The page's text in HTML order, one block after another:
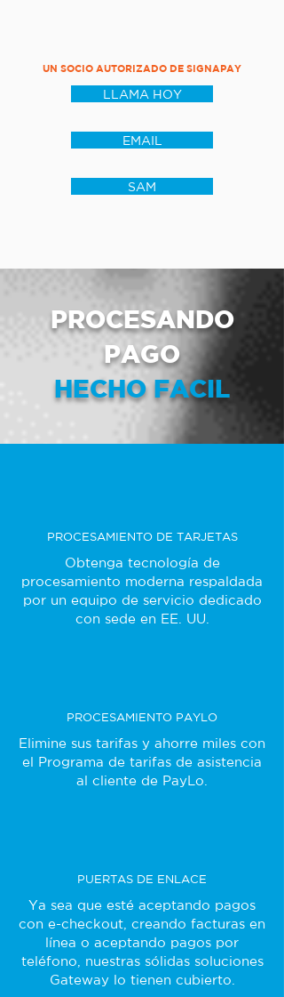
UN SOCIO AUTORIZADO DE SIGNAPAY
LLAMA HOY
EMAIL
SAM
PROCESANDO
PAGO
HECHO FACIL
PROCESAMIENTO DE TARJETAS
Obtenga tecnología de
procesamiento moderna respaldada
por un equipo de servicio dedicado
con sede en EE. UU.
PROCESAMIENTO PAYLO
Elimine sus tarifas y ahorre miles con
el Programa de tarifas de asistencia
al cliente de PayLo.
PUERTAS DE ENLACE
Ya sea que esté aceptando pagos
con e-checkout, creando facturas en
línea o aceptando pagos por
teléfono, nuestras sólidas soluciones
Gateway lo tienen cubierto.